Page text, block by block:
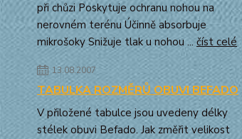
při chůzi Poskytuje ochranu nohou na
nerovném terénu Účinně absorbuje
mikrošoky Snižuje tlak u nohou ... číst celé
13.08.2007
TABULKA ROZMĚRŮ OBUVI BEFADO
V přiložené tabulce jsou uvedeny délky
stélek obuvi Befado. Jak změřit velikost